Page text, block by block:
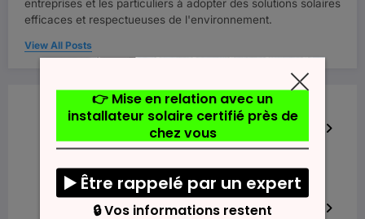
entreprises et les particuliers à adopter des solutions solaires
efficaces et respectueuses de l'environnement.
View All Posts
Previous post
Municipales 2026 : À Loutehel, Pascal Guerro
se représente avec la liste ‘Gardons notre…
Next post
Gard : Zoom sur les entreprises phares et leur